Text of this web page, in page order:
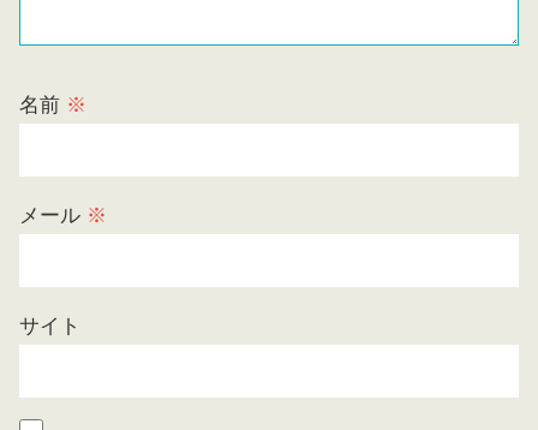
名前 ※
メール ※
サイト